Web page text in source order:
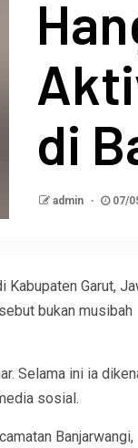
di
admin 07/
Kabupaten Garut,
bukan musibah
Selama ini ia
sosial.
Banjarwangi,